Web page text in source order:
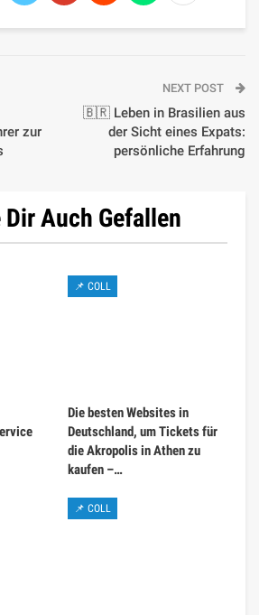
zur
NEXT POST
🇧🇷 Leben in Brasilien aus
der Sicht eines Expats:
persönliche Erfahrung
Dir Auch Gefallen
📌 COLL
Die besten Websites in
Deutschland, um Tickets für
die Akropolis in Athen zu
kaufen –…
📌 COLL